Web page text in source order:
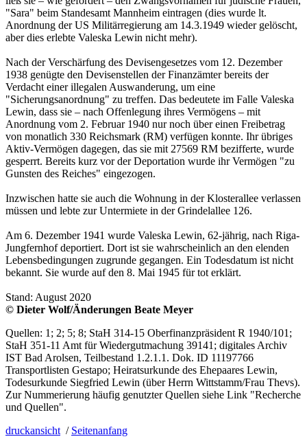
"Sara" beim Standesamt Mannheim eintragen (dies wurde lt.
Anordnung der US Militärregierung am 14.3.1949 wieder gelöscht,
aber dies erlebte Valeska Lewin nicht mehr).
Nach der Verschärfung des Devisengesetzes vom 12. Dezember
1938 genügte den Devisenstellen der Finanzämter bereits der
Verdacht einer illegalen Auswanderung, um eine
"Sicherungsanordnung" zu treffen. Das bedeutete im Falle Valeska
Lewin, dass sie – nach Offenlegung ihres Vermögens – mit
Anordnung vom 2. Februar 1940 nur noch über einen Freibetrag
von monatlich 330 Reichsmark (RM) verfügen konnte. Ihr übriges
Aktiv-Vermögen dagegen, das sie mit 27569 RM bezifferte, wurde
gesperrt. Bereits kurz vor der Deportation wurde ihr Vermögen "zu
Gunsten des Reiches" eingezogen.
Inzwischen hatte sie auch die Wohnung in der Klosterallee verlassen
müssen und lebte zur Untermiete in der Grindelallee 126.
Am 6. Dezember 1941 wurde Valeska Lewin, 62-jährig, nach Riga-
Jungfernhof deportiert. Dort ist sie wahrscheinlich an den elenden
Lebensbedingungen zugrunde gegangen. Ein Todesdatum ist nicht
bekannt. Sie wurde auf den 8. Mai 1945 für tot erklärt.
Stand: August 2020
© Dieter Wolf/Änderungen Beate Meyer
Quellen: 1; 2; 5; 8; StaH 314-15 Oberfinanzpräsident R 1940/101;
StaH 351-11 Amt für Wiedergutmachung 39141; digitales Archiv
IST Bad Arolsen, Teilbestand 1.2.1.1. Dok. ID 11197766
Transportlisten Gestapo; Heiratsurkunde des Ehepaares Lewin,
Todesurkunde Siegfried Lewin (über Herrn Wittstamm/Frau Thevs).
Zur Nummerierung häufig genutzter Quellen siehe Link "Recherche
und Quellen".
druckansicht / Seitenanfang